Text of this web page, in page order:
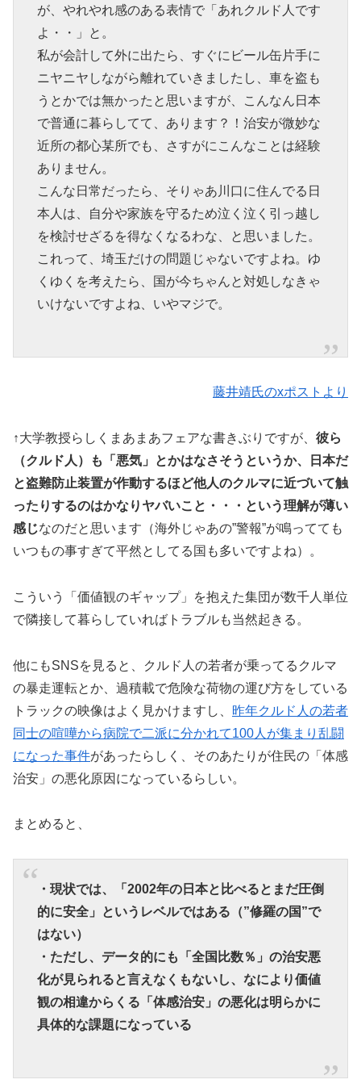
が、やれやれ感のある表情で「あれクルド人です
よ・・」と。
私が会計して外に出たら、すぐにビール缶片手に
ニヤニヤしながら離れていきましたし、車を盗も
うとかでは無かったと思いますが、こんなん日本
で普通に暮らしてて、あります？！治安が微妙な
近所の都心某所でも、さすがにこんなことは経験
ありません。
こんな日常だったら、そりゃあ川口に住んでる日
本人は、自分や家族を守るため泣く泣く引っ越し
を検討せざるを得なくなるわな、と思いました。
これって、埼玉だけの問題じゃないですよね。ゆ
くゆくを考えたら、国が今ちゃんと対処しなきゃ
いけないですよね、いやマジで。
藤井靖氏のxポストより
↑大学教授らしくまあまあフェアな書きぶりですが、 彼ら
（クルド人）も「悪気」とかはなさそうというか、日本だ
と盗難防止装置が作動するほど他人のクルマに近づいて触
ったりするのはかなりヤバいこと・・・という理解が薄い
感じなのだと思います（海外じゃあの”警報”が鳴ってても
いつもの事すぎて平然としてる国も多いですよね）。
こういう「価値観のギャップ」を抱えた集団が数千人単位
で隣接して暮らしていればトラブルも当然起きる。
他にもSNSを見ると、クルド人の若者が乗ってるクルマ
の暴走運転とか、過積載で危険な荷物の運び方をしている
トラックの映像はよく見かけますし、 昨年クルド人の若者
同士の喧嘩から病院で二派に分かれて100人が集まり乱闘
になった事件があったらしく、そのあたりが住民の「体感
治安」の悪化原因になっているらしい。
まとめると、
・現状では、「2002年の日本と比べるとまだ圧倒
的に安全」というレベルではある（”修羅の国”で
はない）
・ただし、データ的にも「全国比数％」の治安悪
化が見られると言えなくもないし、なにより価値
観の相違からくる「体感治安」の悪化は明らかに
具体的な課題になっている